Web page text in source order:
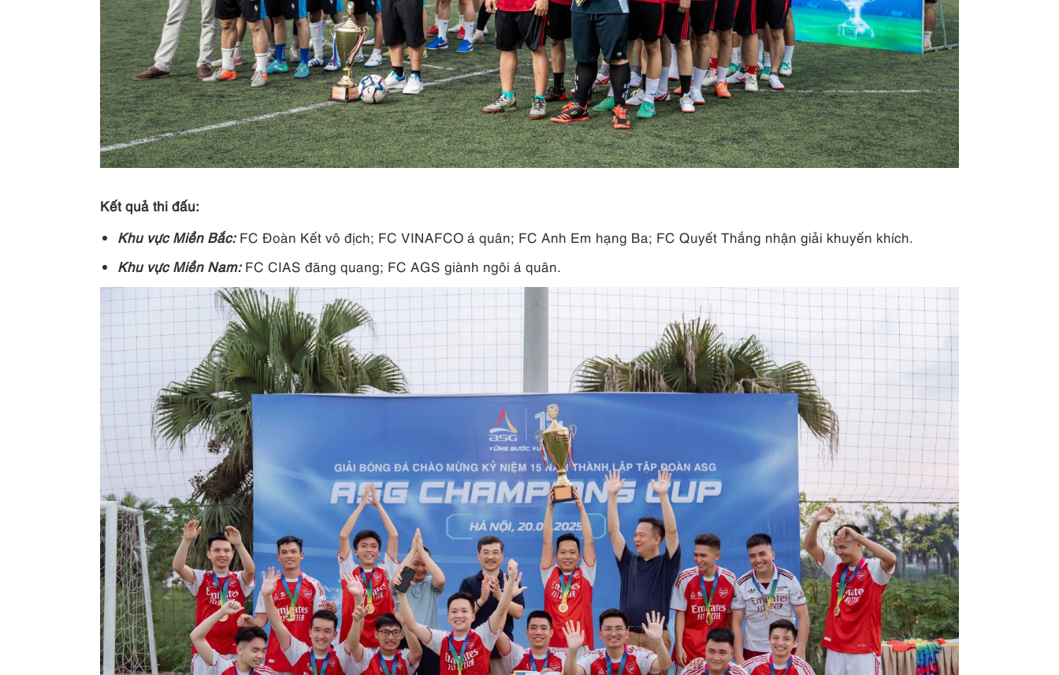
Kết quả thi đấu:
Khu vực Miền Bắc:FC Đoàn Kết vô địch; FC VINAFCO á quân; FC Anh Em hạng Ba; FC Quyết Thắng nhận giải khuyến khích.
Khu vực Miền Nam: FC CIAS đăng quang; FC AGS giành ngôi á quân.